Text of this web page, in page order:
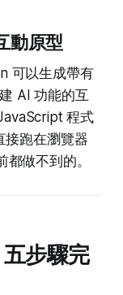
動原型
可以生成帶有
AI 功能的互
程式
接跑在瀏覽器
都做不到的。
步驟完